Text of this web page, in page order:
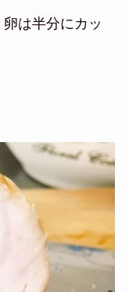
は半分にカッ